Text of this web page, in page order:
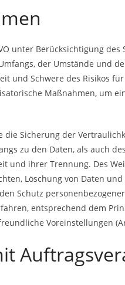
unter Berücksichtigung des
der Umstände und
und Schwere des Risikos
Maßnahmen, um
Sicherung der
zu den Daten, als auch
und ihrer Trennung. Des
Löschung von Daten
Schutz
entsprechend dem
Voreinstellungen